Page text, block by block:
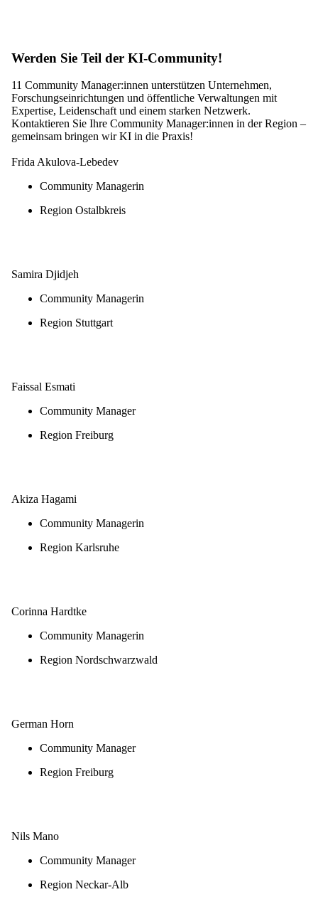
Werden Sie Teil der KI-Community!
11 Community Manager:innen unterstützen Unternehmen,
Forschungseinrichtungen und öffentliche Verwaltungen mit
Expertise, Leidenschaft und einem starken Netzwerk.
Kontaktieren Sie Ihre Community Manager:innen in der Region –
gemeinsam bringen wir KI in die Praxis!
Frida Akulova-Lebedev
Community Managerin
Region Ostalbkreis
Samira Djidjeh
Community Managerin
Region Stuttgart
Faissal Esmati
Community Manager
Region Freiburg
Akiza Hagami
Community Managerin
Region Karlsruhe
Corinna Hardtke
Community Managerin
Region Nordschwarzwald
German Horn
Community Manager
Region Freiburg
Nils Mano
Community Manager
Region Neckar-Alb